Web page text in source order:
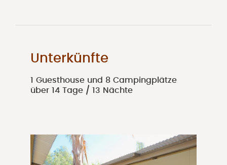
Unterkünfte
1 Guesthouse und 8 Campingplätze
über 14 Tage / 13 Nächte